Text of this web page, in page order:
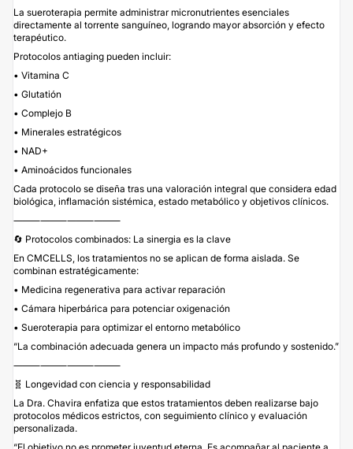
La sueroterapia permite administrar micronutrientes esenciales
directamente al torrente sanguíneo, logrando mayor absorción y efecto
terapéutico.
Protocolos antiaging pueden incluir:
• Vitamina C
• Glutatión
• Complejo B
• Minerales estratégicos
• NAD+
• Aminoácidos funcionales
Cada protocolo se diseña tras una valoración integral que considera edad
biológica, inflamación sistémica, estado metabólico y objetivos clínicos.
⸻⸻⸻⸻
🔄 Protocolos combinados: La sinergia es la clave
En CMCELLS, los tratamientos no se aplican de forma aislada. Se
combinan estratégicamente:
• Medicina regenerativa para activar reparación
• Cámara hiperbárica para potenciar oxigenación
• Sueroterapia para optimizar el entorno metabólico
“La combinación adecuada genera un impacto más profundo y sostenido.”
⸻⸻⸻⸻
🧬 Longevidad con ciencia y responsabilidad
La Dra. Chavira enfatiza que estos tratamientos deben realizarse bajo
protocolos médicos estrictos, con seguimiento clínico y evaluación
personalizada.